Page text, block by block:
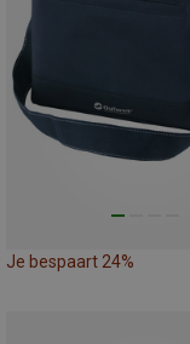
Je bespaart 24%